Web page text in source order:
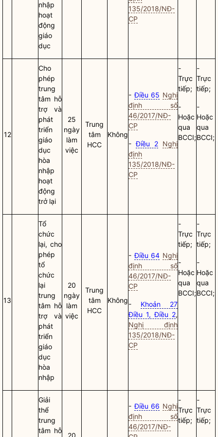
nhập
hoạt
động
giáo
dục
135/2018/NĐ-
CP
12
Cho
phép
trung
tâm hỗ
trợ và
phát
triển
giáo
dục
hòa
nhập
hoạt
động
trở lại
25
ngày
làm
việc
Trung
tâm
HCC
Không
-Điều 65 Nghị
định số
46/2017/NĐ-
CP
-Điều 2 Nghị
định
135/2018/NĐ-
CP
-
Trực
tiếp;
-
Hoặc
qua
BCCI;
-
Trực
tiếp;
-
Hoặc
qua
BCCI;
13
Tổ
chức
lại, cho
phép
tổ
chức
lại
trung
tâm hỗ
trợ và
phát
triển
giáo
dục
hòa
nhập
20
ngày
làm
việc
Trung
tâm
HCC
Không
-Điều 64 Nghị
định số
46/2017/NĐ-
CP
- Khoản 27
Điều 1, Điều 2,
Nghị định
135/2018/NĐ-
CP
-
Trực
tiếp;
-
Hoặc
qua
BCCI;
-
Trực
tiếp;
-
Hoặc
qua
BCCI;
Giải
thể
trung
tâm hỗ
20
-Điều 66 Nghị
định số
46/2017/NĐ-
-
Trực
tiếp;
-
Trực
tiếp;